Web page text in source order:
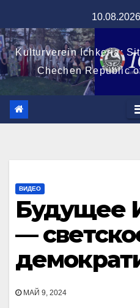
к
содержимому
10.08.2026
Kulturverein Ichkeria:
Chechen Republic
ВИДЕО
Будущее
—
МАЙ 9, 2024